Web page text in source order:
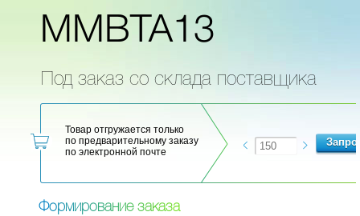
MMBTA13
Под заказ со склада поставщика
Товар отгружается только
по предварительному заказу
по электронной почте
Формирование заказа